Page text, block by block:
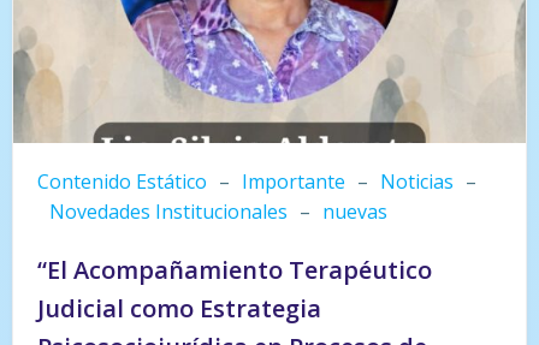
Contenido Estático – Importante – Noticias –
Novedades Institucionales – nuevas
“El Acompañamiento Terapéutico
Judicial como Estrategia